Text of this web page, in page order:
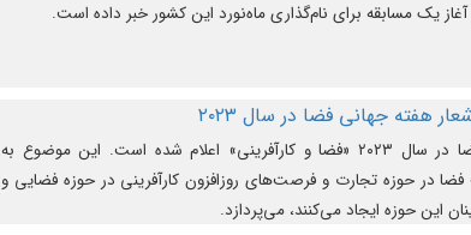
آغاز یک مسابقه برای نام‌گذاری ماه‌نورد این کشور خبر داده است.
هفته جهانی فضا در سال ۲۰۲۳
موضوع هفته جهانی فضا در سال ۲۰۲۳ «فضا و کارآفرینی» اعلام شده است. این موضوع به
در حوزه تجارت و فرصت‌های روزافزون کارآفرینی در حوزه فضایی و
این حوزه ایجاد می‌کنند، می‌پردازد.